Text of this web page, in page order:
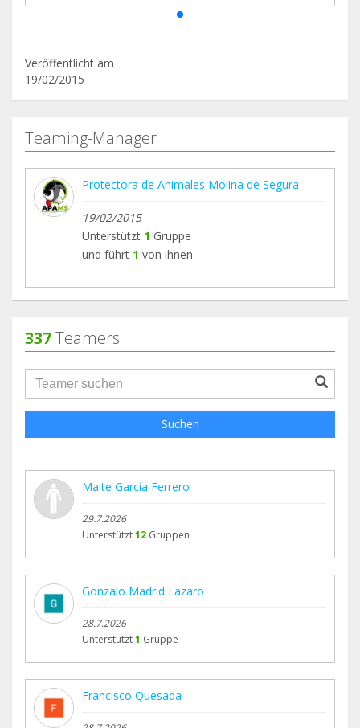
Veröffentlicht am
19/02/2015
Teaming-Manager
Protectora de Animales Molina de Segura
19/02/2015
Unterstützt 1 Gruppe
und führt 1 von ihnen
337Teamers
groupProfile.searchForm.search.text???
Suchen
Maite García Ferrero
29.7.2026
Unterstützt12 Gruppen
Gonzalo Madrid Lazaro
28.7.2026
Unterstützt1 Gruppe
Francisco Quesada